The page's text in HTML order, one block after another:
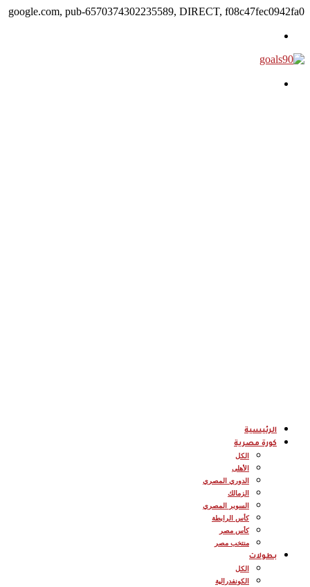
google.com, pub-6570374302235589, DIRECT, f08c47fec0942fa0
الرئيسية
كورة مصرية
الكل
الأهلى
الدوري المصري
الزمالك
السوبر المصري
كأس الرابطة
كأس مصر
منتخب مصر
بطولات
الكل
الكونفدرالية